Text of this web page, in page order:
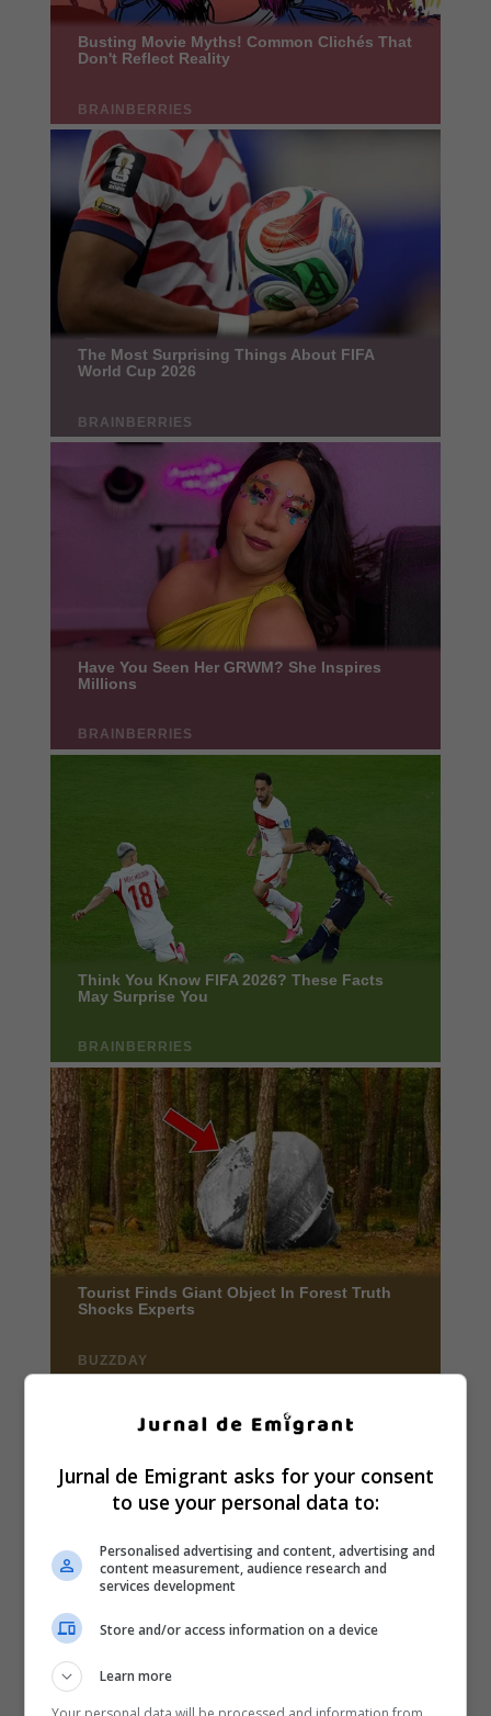
Jurnal de Emigrant asks for your consent
to use your personal data to:
Personalised advertising and content, advertising and
content measurement, audience research and
services development
Store and/or access information on a device
Learn more